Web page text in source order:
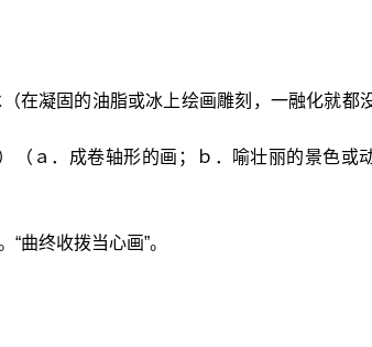
凝固的油脂或冰上绘画雕刻，一融化就都
（ａ．成卷轴形的画；ｂ．喻壮丽的景色或
曲终收拨当心画”。